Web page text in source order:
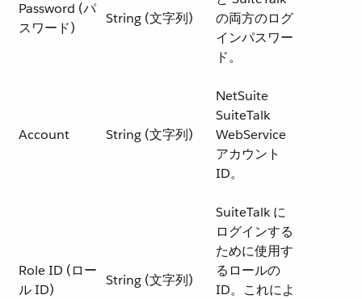
Password (パ
スワード)
String (文字列)
の両方のログ
インパスワー
ド。
Account String (文字列)
NetSuite
SuiteTalk
WebService
アカウント
ID。
Role ID (ロー
ル ID)
String (文字列)
SuiteTalk に
ログインする
ために使用す
るロールの
ID。これによ